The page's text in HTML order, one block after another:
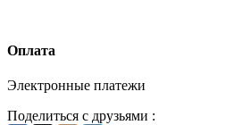
Оплата
Электронные платежи
Поделиться с друзьями :